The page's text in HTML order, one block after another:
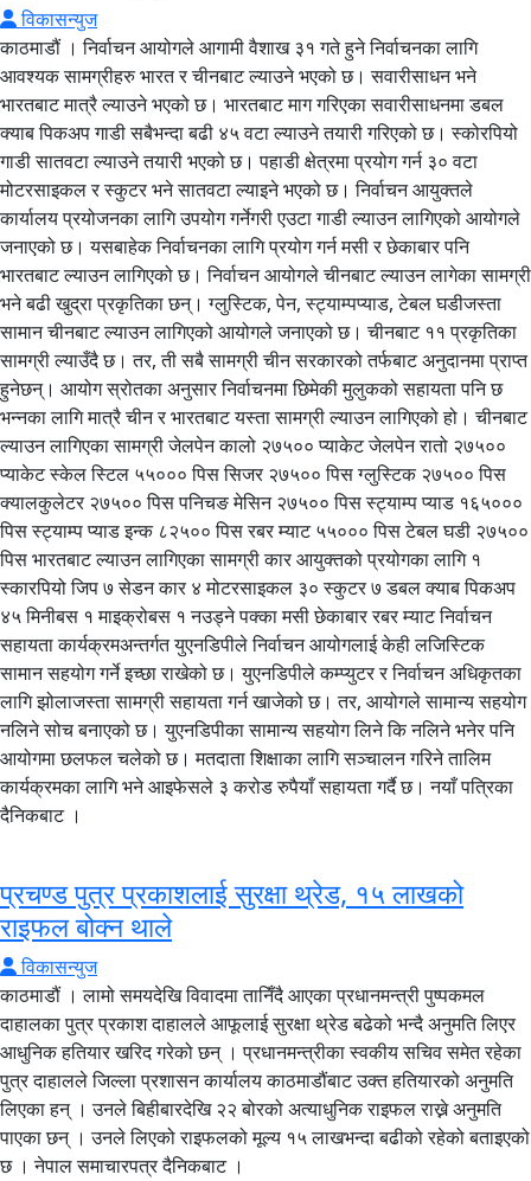
विकासन्युज
काठमाडौं । निर्वाचन आयोगले आगामी वैशाख ३१ गते हुने निर्वाचनका लागि
आवश्यक सामग्रीहरु भारत र चीनबाट ल्याउने भएको छ। सवारीसाधन भने
भारतबाट मात्रै ल्याउने भएको छ। भारतबाट माग गरिएका सवारीसाधनमा डबल
क्याब पिकअप गाडी सबैभन्दा बढी ४५ वटा ल्याउने तयारी गरिएको छ। स्कोरपियो
गाडी सातवटा ल्याउने तयारी भएको छ। पहाडी क्षेत्रमा प्रयोग गर्न ३० वटा
मोटरसाइकल र स्कुटर भने सातवटा ल्याइने भएको छ। निर्वाचन आयुक्तले
कार्यालय प्रयोजनका लागि उपयोग गर्नेगरी एउटा गाडी ल्याउन लागिएको आयोगले
जनाएको छ। यसबाहेक निर्वाचनका लागि प्रयोग गर्न मसी र छेकाबार पनि
भारतबाट ल्याउन लागिएको छ। निर्वाचन आयोगले चीनबाट ल्याउन लागेका सामग्री
भने बढी खुद्रा प्रकृतिका छन्। ग्लुस्टिक, पेन, स्ट्याम्पप्याड, टेबल घडीजस्ता
सामान चीनबाट ल्याउन लागिएको आयोगले जनाएको छ। चीनबाट ११ प्रकृतिका
सामग्री ल्याउँदै छ। तर, ती सबै सामग्री चीन सरकारको तर्फबाट अनुदानमा प्राप्त
हुनेछन्। आयोग स्रोतका अनुसार निर्वाचनमा छिमेकी मुलुकको सहायता पनि छ
भन्नका लागि मात्रै चीन र भारतबाट यस्ता सामग्री ल्याउन लागिएको हो। चीनबाट
ल्याउन लागिएका सामग्री जेलपेन कालो २७५०० प्याकेट जेलपेन रातो २७५००
प्याकेट स्केल स्टिल ५५००० पिस सिजर २७५०० पिस ग्लुस्टिक २७५०० पिस
क्यालकुलेटर २७५०० पिस पनिचङ मेसिन २७५०० पिस स्ट्याम्प प्याड १६५०००
पिस स्ट्याम्प प्याड इन्क ८२५०० पिस रबर म्याट ५५००० पिस टेबल घडी २७५००
पिस भारतबाट ल्याउन लागिएका सामग्री कार आयुक्तको प्रयोगका लागि १
स्कारपियो जिप ७ सेडन कार ४ मोटरसाइकल ३० स्कुटर ७ डबल क्याब पिकअप
४५ मिनीबस १ माइक्रोबस १ नउड्ने पक्का मसी छेकाबार रबर म्याट निर्वाचन
सहायता कार्यक्रमअन्तर्गत युएनडिपीले निर्वाचन आयोगलाई केही लजिस्टिक
सामान सहयोग गर्ने इच्छा राखेको छ। युएनडिपीले कम्प्युटर र निर्वाचन अधिकृतका
लागि झोलाजस्ता सामग्री सहायता गर्न खाजेको छ। तर, आयोगले सामान्य सहयोग
नलिने सोच बनाएको छ। युएनडिपीका सामान्य सहयोग लिने कि नलिने भनेर पनि
आयोगमा छलफल चलेको छ। मतदाता शिक्षाका लागि सञ्चालन गरिने तालिम
कार्यक्रमका लागि भने आइफेसले ३ करोड रुपैयाँ सहायता गर्दै छ। नयाँ पत्रिका
दैनिकबाट ।
प्रचण्ड पुत्र प्रकाशलाई सुरक्षा थ्रेड, १५ लाखको
राइफल बोक्न थाले
विकासन्युज
काठमाडौं । लामो समयदेखि विवादमा तानिँदै आएका प्रधानमन्त्री पुष्पकमल
दाहालका पुत्र प्रकाश दाहालले आफूलाई सुरक्षा थ्रेड बढेको भन्दै अनुमति लिएर
आधुनिक हतियार खरिद गरेको छन् । प्रधानमन्त्रीका स्वकीय सचिव समेत रहेका
पुत्र दाहालले जिल्ला प्रशासन कार्यालय काठमाडौंबाट उक्त हतियारको अनुमति
लिएका हन् । उनले बिहीबारदेखि २२ बोरको अत्याधुनिक राइफल राख्ने अनुमति
पाएका छन् । उनले लिएको राइफलको मूल्य १५ लाखभन्दा बढीको रहेको बताइएको
छ । नेपाल समाचारपत्र दैनिकबाट ।